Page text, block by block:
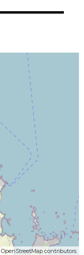
OpenStreetMap contributors